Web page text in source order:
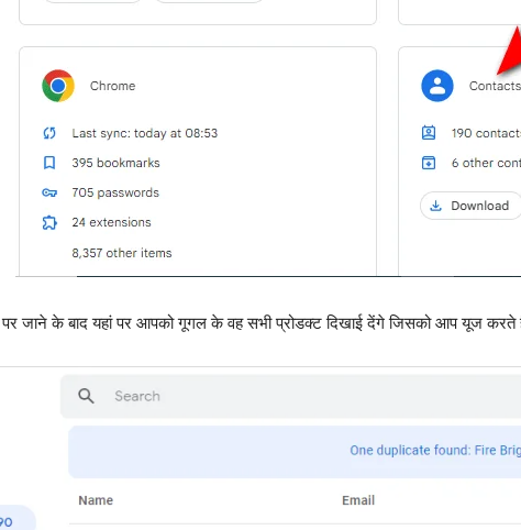
पर जाने के बाद यहां पर आपको गूगल के वह सभी प्रोडक्ट दिखाई देंगे जिसको आप यूज